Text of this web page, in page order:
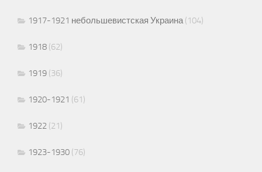
1917-1921 небольшевистская Украина(104)
1918 (62)
1919 (36)
1920-1921 (61)
1922 (21)
1923-1930 (76)